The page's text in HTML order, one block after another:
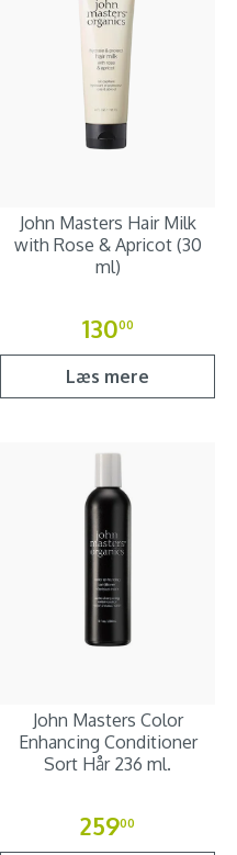
John Masters Hair Milk
with Rose & Apricot (30
ml)
13000
Læs mere
John Masters Color
Enhancing Conditioner
Sort Hår 236 ml.
25900